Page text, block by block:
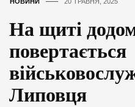
НОВИНИ 20 ТРАВНЯ, 2025
На щиті
повертається
Липовця